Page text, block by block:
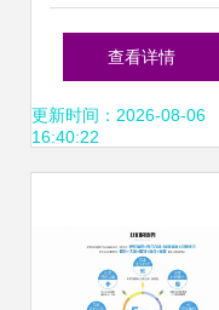
房地产企业销售业
绩TOP10分析
查看详情
更新时间：2026-08-06
16:40:22